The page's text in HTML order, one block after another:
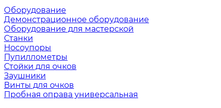
Оборудование
Демонстрационное оборудование
Оборудование для мастерской
Станки
Носоупоры
Пупиллометры
Стойки для очков
Заушники
Винты для очков
Пробная оправа универсальная